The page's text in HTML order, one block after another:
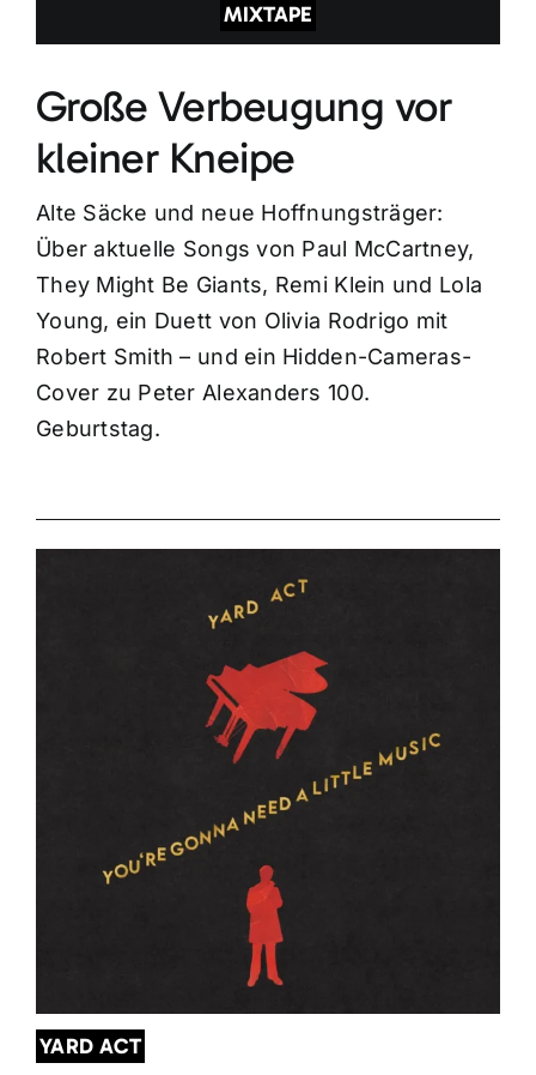
MIXTAPE
Große Verbeugung vor
kleiner Kneipe
Alte Säcke und neue Hoffnungsträger:
Über aktuelle Songs von Paul McCartney,
They Might Be Giants, Remi Klein und Lola
Young, ein Duett von Olivia Rodrigo mit
Robert Smith – und ein Hidden-Cameras-
Cover zu Peter Alexanders 100.
Geburtstag.
YARD ACT